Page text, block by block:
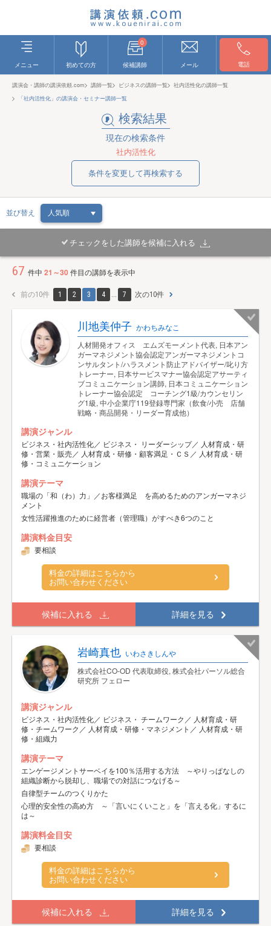
メニュー 初めての方
0
候補講師 メール 電話
講演会・講師の講演依頼.com 講師一覧 ビジネスの講師一覧
社内活性化の講師一覧
「社内活性化」の講演会・セミナー講師一覧
検索結果
現在の検索条件
社内活性化
条件を変更して再検索する
並び替え
チェックをした講師を候補に入れる
67 件中 21～30件目の講師を表示中
前の10件 1 2 3 4 ... 7 次の10件
川地美仲子 かわちみなこ
人材開発オフィス エムズモーメント代表, 日本アン
ガーマネジメント協会認定アンガーマネジメントコ
ンサルタント/ハラスメント防止アドバイザー/叱り方
トレーナー, 日本サービスマナー協会認定アサーティ
ブコミュニケーション講師, 日本コミュニケーション
トレーナー協会認定 コーチング1級/カウンセリン
グ1級, 中小企業庁119登録専門家（飲食/小売 店舗
戦略・商品開発・リーダー育成他）
講演ジャンル
ビジネス・社内活性化／ ビジネス・ リーダーシップ／ 人材育成・研
修・営業・販売／ 人材育成・研修・顧客満足・ＣＳ／ 人材育成・研
修・コミュニケーション
講演テーマ
職場の「和（わ）力」／お客様満足 を高めるためのアンガーマネジ
メント
女性活躍推進のために経営者（管理職）がすべき6つのこと
講演料金目安
要相談
料金の詳細はこちらから
お問い合わせください
候補に入れる 詳細を見る
岩崎真也 いわさきしんや
株式会社CO-OD 代表取締役, 株式会社パーソル総合
研究所 フェロー
講演ジャンル
ビジネス・社内活性化／ ビジネス・ チームワーク／ 人材育成・研
修・チームワーク／ 人材育成・研修・マネジメント／ 人材育成・研
修・組織力
講演テーマ
エンゲージメントサーベイを100％活用する方法 ～やりっぱなしの
組織診断から脱却し、職場での対話につなげる～
自律型チームのつくりかた
心理的安全性の高め方 ～「言いにくいこと」を「言える化」するに
は～
講演料金目安
要相談
料金の詳細はこちらから
お問い合わせください
候補に入れる 詳細を見る